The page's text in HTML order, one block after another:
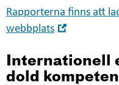
Rapporterna finns att
webbplats
nytt
fönster
Internationell
dold